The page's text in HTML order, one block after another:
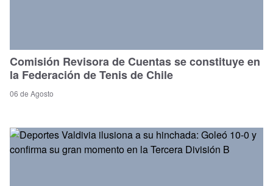
Comisión Revisora de Cuentas se constituye en
la Federación de Tenis de Chile
06 de Agosto